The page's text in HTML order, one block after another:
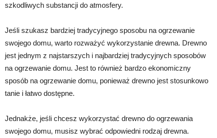
szkodliwych substancji do atmosfery.
Jeśli szukasz bardziej tradycyjnego sposobu na ogrzewanie
swojego domu, warto rozważyć wykorzystanie drewna. Drewno
jest jednym z najstarszych i najbardziej tradycyjnych sposobów
na ogrzewanie domu. Jest to również bardzo ekonomiczny
sposób na ogrzewanie domu, ponieważ drewno jest stosunkowo
tanie i łatwo dostępne.
Jednakże, jeśli chcesz wykorzystać drewno do ogrzewania
swojego domu, musisz wybrać odpowiedni rodzaj drewna.